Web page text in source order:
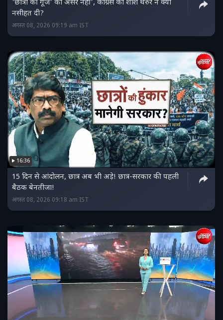
'छात्रों की गूंज' का असर नहीं', कांग्रेस को शशि थरुर ने क्या
नसीहत दी?
अगस्त 08, 2026 09:19 am IST
16:36
15 दिन से आंदोलन, छात्र अब भी अड़े! छात्र-सरकार की पहली
बैठक बेनतीजा!
अगस्त 08, 2026 09:18 am IST